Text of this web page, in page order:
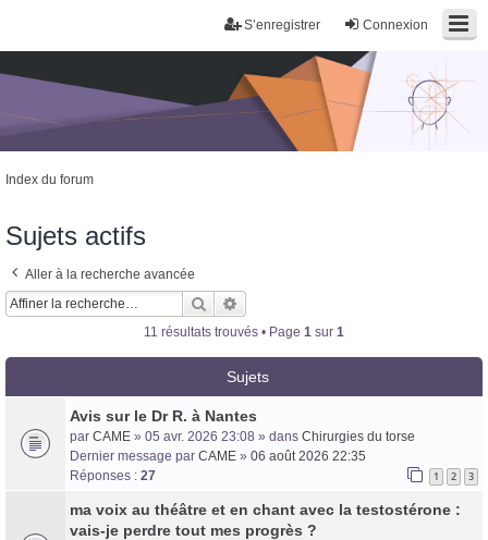
Connexion
S’enregistrer
Trans District
Forum d'information sur les transidentités masculines FtM/FtX/Ft*
Index du forum
Sujets actifs
Aller à la recherche avancée
Rechercher
11 résultats trouvés • Page 1 sur 1
Sujets
Avis sur le Dr R. à Nantes
par CAME » 05 avr. 2026 23:08 » dans Chirurgies du torse
Dernier message par CAME » 06 août 2026 22:35
Réponses : 27 1 2 3
ma voix au théâtre et en chant avec la testostérone :
vais-je perdre tout mes progrès ?